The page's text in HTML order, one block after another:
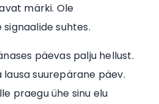
märki. Ole
suhtes.
päevas palju hellust.
lausa suurepärane päev.
praegu ühe sinu elu